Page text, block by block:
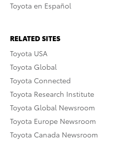
Toyota en Español
RELATED SITES
Toyota USA
Toyota Global
Toyota Connected
Toyota Research Institute
Toyota Global Newsroom
Toyota Europe Newsroom
Toyota Canada Newsroom